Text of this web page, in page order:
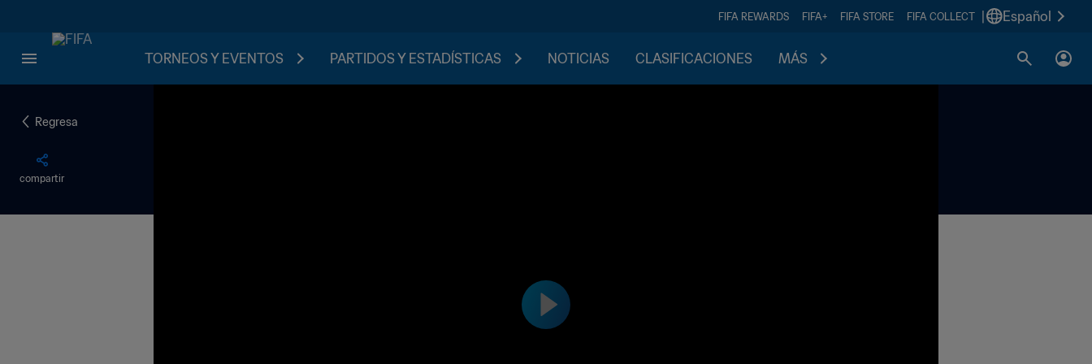
FIFA REWARDS FIFA+ FIFA STORE FIFA COLLECT Español
TORNEOS Y EVENTOS PARTIDOS Y ESTADÍSTICAS NOTICIAS CLASIFICACIONES MÁS
Regresa
compartir